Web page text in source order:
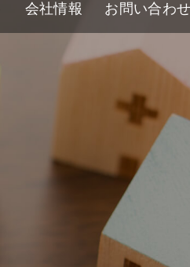
会社情報 お問い合わせ